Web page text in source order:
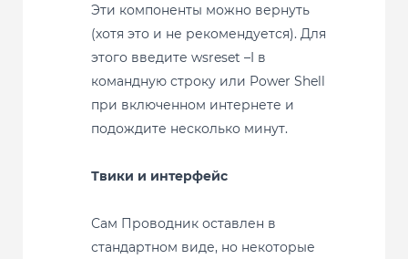
Эти компоненты можно вернуть
(хотя это и не рекомендуется). Для
этого введите wsreset –I в
командную строку или Power Shell
при включенном интернете и
подождите несколько минут.
Твики и интерфейс
Сам Проводник оставлен в
стандартном виде, но некоторые